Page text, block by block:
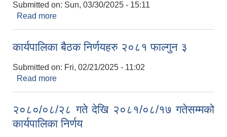
Submitted on: Sun, 03/30/2025 - 15:11
Read more
कार्यपालिका बैठक निर्णयहरु २०८१ फाल्गुन ३
Submitted on: Fri, 02/21/2025 - 11:02
Read more
२०८०/०८/२८ गते देखि २०८१/०८/१७ गतेसम्मको
कार्यपालिका निर्णय